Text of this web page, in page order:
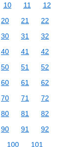
10 11
12
20 21
22
30 31
32
40 41
42
50 51
52
60 61
62
70 71
72
80 81
82
90 91
92
100
101